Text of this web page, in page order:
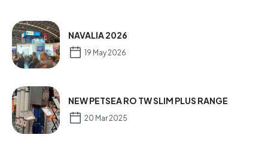
NAVALIA 2026
19 May 2026
NEW PETSEA RO TW SLIM PLUS RANGE
20 Mar 2025